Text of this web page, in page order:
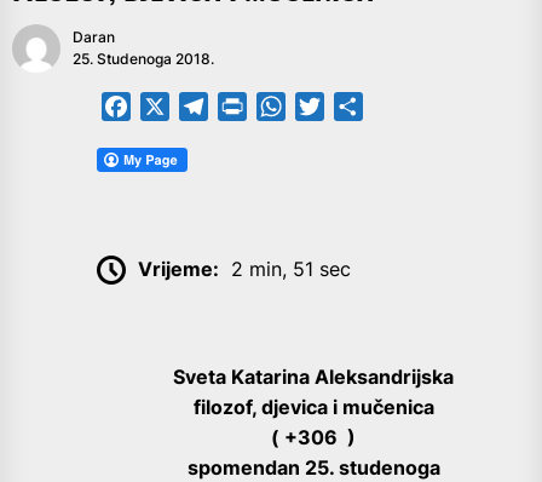
Daran
25. Studenoga 2018.
Facebook TelegramPrintFriendly
WhatsApp
Twitter
Vrijeme: 2 min, 51 sec
Sveta Katarina Aleksandrijska
filozof, djevica i mučenica
( +306 )
spomendan 25. studenoga